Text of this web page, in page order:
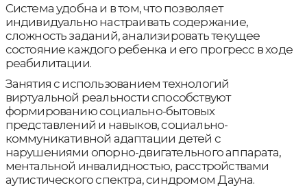
Система удобна и в том, что позволяет
индивидуально настраивать содержание,
сложность заданий, анализировать текущее
состояние каждого ребенка и его прогресс в ходе
реабилитации.
Занятия с использованием технологий
виртуальной реальности способствуют
формированию социально-бытовых
представлений и навыков, социально-
коммуникативной адаптации детей с
нарушениями опорно-двигательного аппарата,
ментальной инвалидностью, расстройствами
аутистического спектра, синдромом Дауна.